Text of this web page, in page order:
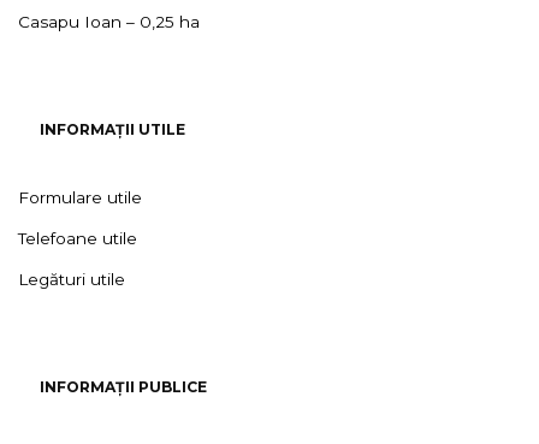
Casapu Ioan – 0,25 ha
INFORMAȚII UTILE
Formulare utile
Telefoane utile
Legături utile
INFORMAȚII PUBLICE